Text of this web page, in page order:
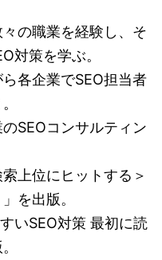
の職業を経験し、そ
対策を学ぶ。
各企業でSEO担当者
SEOコンサルティン
上位にヒットする＞
を出版。
いSEO対策 最初に読